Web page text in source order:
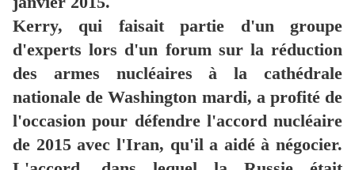
Kerry, qui faisait partie d'un groupe
d'experts lors d'un forum sur la réduction
des armes nucléaires à la cathédrale
nationale de Washington mardi, a profité de
l'occasion pour défendre l'accord nucléaire
de 2015 avec l'Iran, qu'il a aidé à négocier.